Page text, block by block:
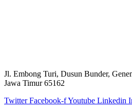
Jl. Embong Turi, Dusun Bunder,
Jawa Timur 65162
Twitter Facebook-fYoutube Linkedin